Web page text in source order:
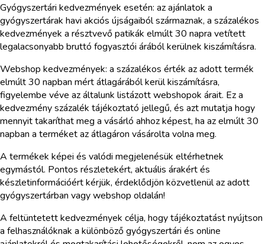
Gyógyszertári kedvezmények esetén: az ajánlatok a
gyógyszertárak havi akciós újságaiból származnak, a százalékos
kedvezmények a résztvevő patikák elmúlt 30 napra vetített
legalacsonyabb bruttó fogyasztói árából kerülnek kiszámításra.
Webshop kedvezmények: a százalékos érték az adott termék
elmúlt 30 napban mért átlagárából kerül kiszámításra,
figyelembe véve az általunk listázott webshopok árait. Ez a
kedvezmény százalék tájékoztató jellegű, és azt mutatja hogy
mennyit takaríthat meg a vásárló ahhoz képest, ha az elmúlt 30
napban a terméket az átlagáron vásárolta volna meg.
A termékek képei és valódi megjelenésük eltérhetnek
egymástól. Pontos részletekért, aktuális árakért és
készletinformációért kérjük, érdeklődjön közvetlenül az adott
gyógyszertárban vagy webshop oldalán!
A feltüntetett kedvezmények célja, hogy tájékoztatást nyújtson
a felhasználóknak a különböző gyógyszertári és online